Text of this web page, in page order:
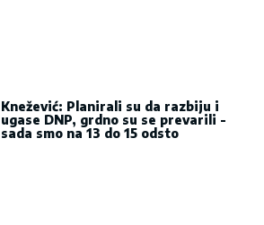
Knežević: Planirali su da razbiju i
ugase DNP, grdno su se prevarili -
sada smo na 13 do 15 odsto